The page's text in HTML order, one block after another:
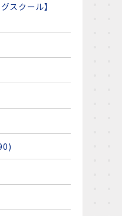
スクール】